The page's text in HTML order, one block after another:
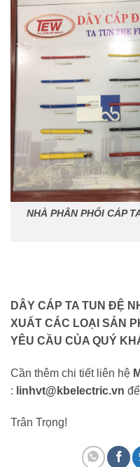
NHÀ PHÂN PHỐI CÁP
DÂY CÁP TA TUN ĐỆ
XUẤT CÁC LOẠI SẢN
YÊU CẦU CỦA QUÝ
Cần thêm chi tiết liên hệ
: linhvt@kbelectric.vn
Trân Trọng!